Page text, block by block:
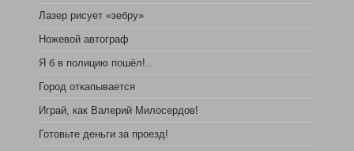
Лазер рисует «зебру»
Ножевой автограф
Я б в полицию пошёл!..
Город откапывается
Играй, как Валерий Милосердов!
Готовьте деньги за проезд!